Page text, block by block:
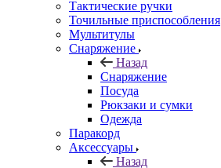
Тактические ручки
Точильные приспособления
Мультитулы
Снаряжение
Назад
Снаряжение
Посуда
Рюкзаки и сумки
Одежда
Паракорд
Аксессуары
Назад